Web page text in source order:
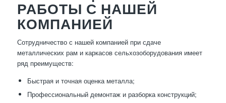
РАБОТЫ С НАШЕЙ
КОМПАНИЕЙ
Сотрудничество с нашей компанией при сдаче
металлических рам и каркасов сельхозоборудования имеет
ряд преимуществ:
Быстрая и точная оценка металла;
Профессиональный демонтаж и разборка конструкций;